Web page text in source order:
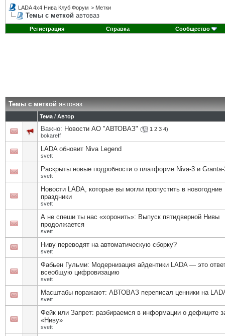
LADA 4x4 Нива Клуб Форум > Метки
Темы с меткой автоваз
Регистрация Справка Сообщество
Темы с меткойавтоваз
Тема / Автор
Важно: Новости АО "АВТОВАЗ" ( 1 2 3 4)
bokareff
LADA обновит Niva Legend
svett
Раскрыты новые подробности о платформе Niva-3 и Granta-
svett
Новости LADA, которые вы могли пропустить в новогодние
праздники
svett
А не спеши ты нас «хоронить»: Выпуск пятидверной Нивы
продолжается
svett
Ниву переводят на автоматическую сборку?
svett
Фабьен Гульми: Модернизация айдентики LADA — это
всеобщую цифровизацию
svett
Масштабы поражают: АВТОВАЗ переписал ценники на
svett
Фейк или Запрет: разбираемся в информации о дефиците
«Ниву»
svett